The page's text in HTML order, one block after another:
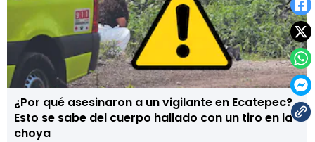
¿Por qué asesinaron a un vigilante en Ecatepec?
Esto se sabe del cuerpo hallado con un tiro en la
choya